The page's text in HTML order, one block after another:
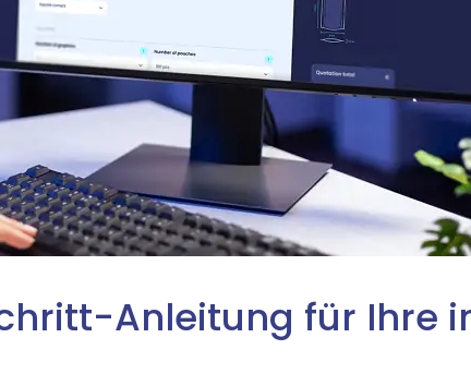
Anleitung für Ihre